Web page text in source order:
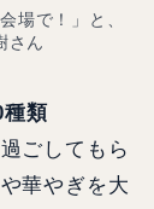
場で！」と、
さん
類
ごしてもら
華やぎを大